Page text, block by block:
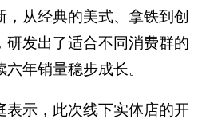
从经典的美式、拿铁到创
研发出了适合不同消费群的
年销量稳步成长。
表示，此次线下实体店的开